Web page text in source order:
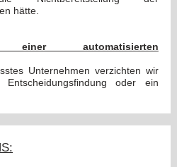
hätte.
automatisierten
Unternehmen verzichten wir
oder ein